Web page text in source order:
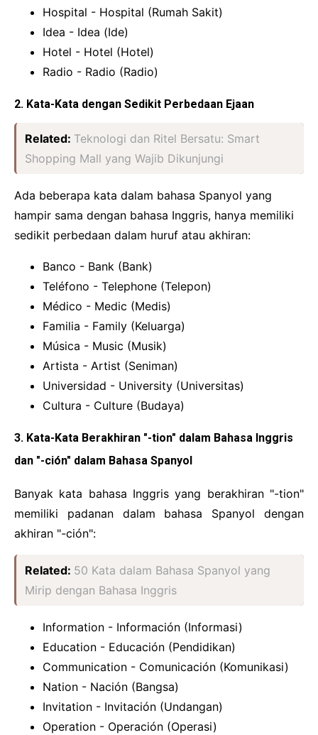
Hospital - Hospital (Rumah Sakit)
Idea - Idea (Ide)
Hotel - Hotel (Hotel)
Radio - Radio (Radio)
2. Kata-Kata dengan Sedikit Perbedaan Ejaan
Related: Teknologi dan Ritel Bersatu: Smart
Shopping Mall yang Wajib Dikunjungi
Ada beberapa kata dalam bahasa Spanyol yang
hampir sama dengan bahasa Inggris, hanya memiliki
sedikit perbedaan dalam huruf atau akhiran:
Banco - Bank (Bank)
Teléfono - Telephone (Telepon)
Médico - Medic (Medis)
Familia - Family (Keluarga)
Música - Music (Musik)
Artista - Artist (Seniman)
Universidad - University (Universitas)
Cultura - Culture (Budaya)
3. Kata-Kata Berakhiran "-tion" dalam Bahasa Inggris
dan "-ción" dalam Bahasa Spanyol
Banyak kata bahasa Inggris yang berakhiran "-tion"
memiliki padanan dalam bahasa Spanyol dengan
akhiran "-ción":
Related: 50 Kata dalam Bahasa Spanyol yang
Mirip dengan Bahasa Inggris
Information - Información (Informasi)
Education - Educación (Pendidikan)
Communication - Comunicación (Komunikasi)
Nation - Nación (Bangsa)
Invitation - Invitación (Undangan)
Operation - Operación (Operasi)